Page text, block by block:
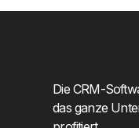
Die CRM-
das ganze